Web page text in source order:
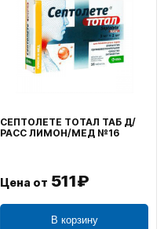
СЕПТОЛЕТЕ ТОТАЛ ТАБ Д/
РАСС ЛИМОН/МЕД №16
Цена от 511₽
В корзину